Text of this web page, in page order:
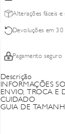
Alterações fáceis e
Devoluções em 30
Pagamento seguro
Descrição
INFORMAÇÕES
ENVIO, TROCA E
CUIDADO
GUIA DE